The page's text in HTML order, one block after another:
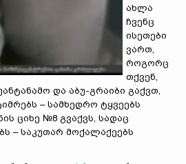
ახლა
ჩვენც
ისეთები
ვართ,
როგორც
თქვენ,
და აბუ-გრაიბი გაქვთ,
– სამხედრო ტყვეებს
ციხე №8 გვაქვს, სადაც
– საკუთარ მოქალაქეებს